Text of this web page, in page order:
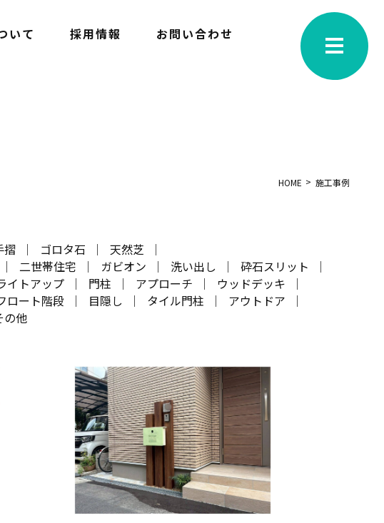
いて 採用情報 お問い合わせ
HOME 施工事例
摺 ゴロタ石
天然芝
二世帯住宅 ガビオン 洗い出し
砕石スリット
イトアップ 門柱 アプローチ
ウッドデッキ
ロート階段 目隠し タイル門柱
アウトドア
の他